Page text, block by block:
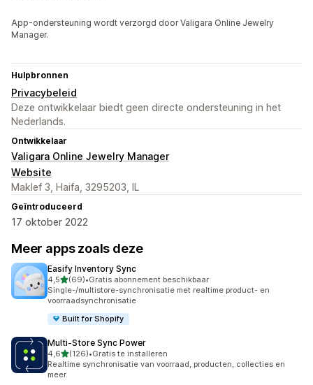
App-ondersteuning wordt verzorgd door Valigara Online Jewelry
Manager.
Hulpbronnen
Privacybeleid
Deze ontwikkelaar biedt geen directe ondersteuning in het
Nederlands.
Ontwikkelaar
Valigara Online Jewelry Manager
Website
Maklef 3, Haifa, 3295203, IL
Geïntroduceerd
17 oktober 2022
Meer apps zoals deze
Easify Inventory Sync
4,5van 5 sterren
(69)
69 recensies in totaal
•Gratis abonnement beschikbaar
Single-/multistore-synchronisatie met realtime product- en
voorraadsynchronisatie
Built for Shopify
Multi‑Store Sync Power
4,6van 5 sterren
(126)
126 recensies in totaal
•Gratis te installeren
Realtime synchronisatie van voorraad, producten, collecties en
meer.